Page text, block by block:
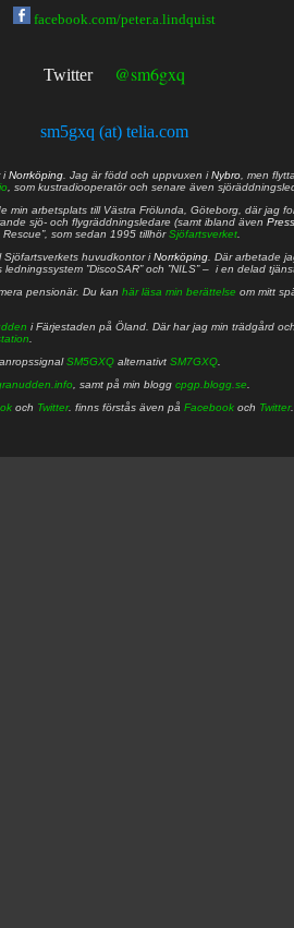
facebook.com/peter.a.lindquist
Twitter @sm6gxq
sm5gxq (at) telia.com
iNorrköping . Jag är född och uppvuxen iNybro , men
, som kustradiooperatör och senare även
min arbetsplats till Västra Frölunda, Göteborg, där jag
sjö- och flygräddningsledare (samt ibland även
Rescue”, som sedan 1995 tillhörSjöfartsverket
Sjöfartsverkets huvudkontor iNorrköping . Där arbetade
ledningssystem ”DiscoSAR” och ”NILS” – i en delad
pensionär. Du kan här läsa min berättelse om mitt
i Färjestaden på Öland. Där har jag min trädgård
SM5GXQ alternativt SM7GXQ
, samt på min blogg cpgp.blogg.se
och Twitter. finns förstås även på Facebook och Twitter.